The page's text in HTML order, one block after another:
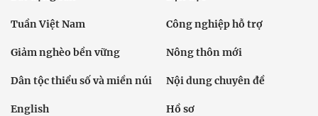
Tuần Việt Nam Công nghiệp hỗ trợ
Giảm nghèo bền vững Nông thôn mới
Dân tộc thiểu số và miền núi Nội dung chuyên đề
English Hồ sơ